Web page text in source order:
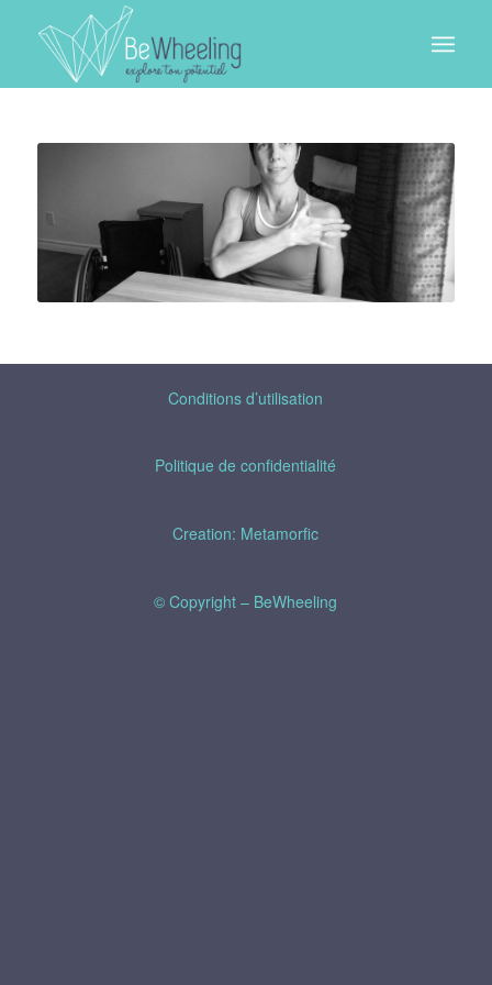
Conditions d’utilisation
Politique de confidentialité
Creation: Metamorfic
© Copyright – BeWheeling